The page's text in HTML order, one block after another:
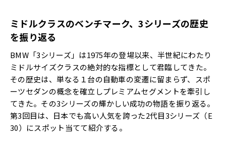
ミドルクラスのベンチマーク、3シリーズの歴史
を振り返る
BMW「3シリーズ」は1975年の登場以来、半世紀にわたり
ミドルサイズクラスの絶対的な指標として君臨してきた。
その歴史は、単なる１台の自動車の変遷に留まらず、スポ
ーツセダンの概念を確立しプレミアムセグメントを牽引し
てきた。その3シリーズの輝かしい成功の物語を振り返る。
第3回目は、日本でも高い人気を誇った2代目3シリーズ（E
30）にスポット当てて紹介する。